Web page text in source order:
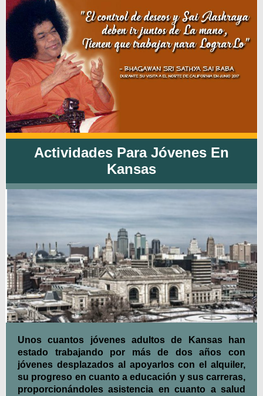
Actividades Para Jóvenes En
Kansas
Unos cuantos jóvenes adultos de Kansas han
estado trabajando por más de dos años con
jóvenes desplazados al apoyarlos con el alquiler,
su progreso en cuanto a educación y sus carreras,
proporcionándoles asistencia en cuanto a salud